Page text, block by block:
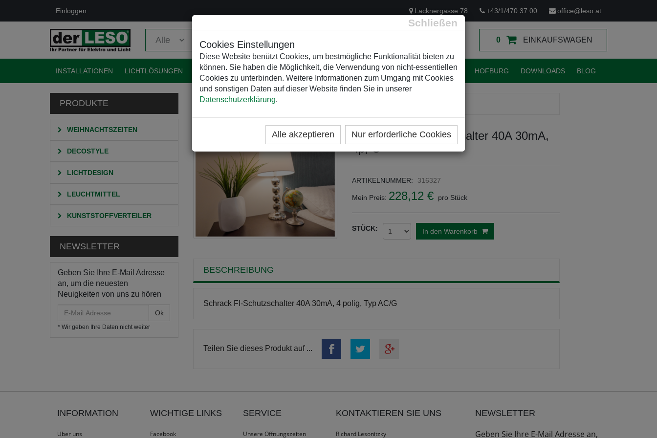
Schließen
Cookies Einstellungen
Diese Website benützt Cookies, um bestmögliche Funktionalität bieten zu
können. Sie haben die Möglichkeit, die Verwendung von nicht-essentiellen
Cookies zu unterbinden. Weitere Informationen zum Umgang mit Cookies
und sonstigen Daten auf dieser Website finden Sie in unserer
Datenschutzerklärung.
Alle akzeptieren Nur erforderliche Cookies
Einloggen Lacknergasse 78 +43/1/470 37 00 office@leso.at
0 EINKAUFSWAGEN
INSTALLATIONEN LICHTLÖSUNGEN EVENTELEKTRIK KUNSTSTOFFVERTEILER WEIHNACHTSBELEUCHTUNGEN HOFBURG DOWNLOADS BLOG
PRODUKTE
WEIHNACHTSZEITEN
DECOSTYLE
LICHTDESIGN
LEUCHTMITTEL
KUNSTSTOFFVERTEILER
NEWSLETTER
Geben Sie Ihre E-Mail Adresse
an, um die neuesten
Neuigkeiten von uns zu hören
Mail
Adresse
* Wir geben Ihre Daten nicht weiter
HOME KATEGORIEN
Schrack FI-Schutzschalter 40A 30mA,
4p, G
ARTIKELNUMMER: 316327
Mein Preis: 228,12 € pro Stück
STÜCK: In den Warenkorb
BESCHREIBUNG
Schrack FI-Schutzschalter 40A 30mA, 4 polig, Typ AC/G
Teilen Sie dieses Produkt auf ...
INFORMATION
Über uns
WICHTIGE LINKS
Facebook
SERVICE
Unsere Öffnungszeiten
KONTAKTIEREN SIE UNS
Richard Lesonitzky
NEWSLETTER
Geben Sie Ihre E-Mail Adresse an,